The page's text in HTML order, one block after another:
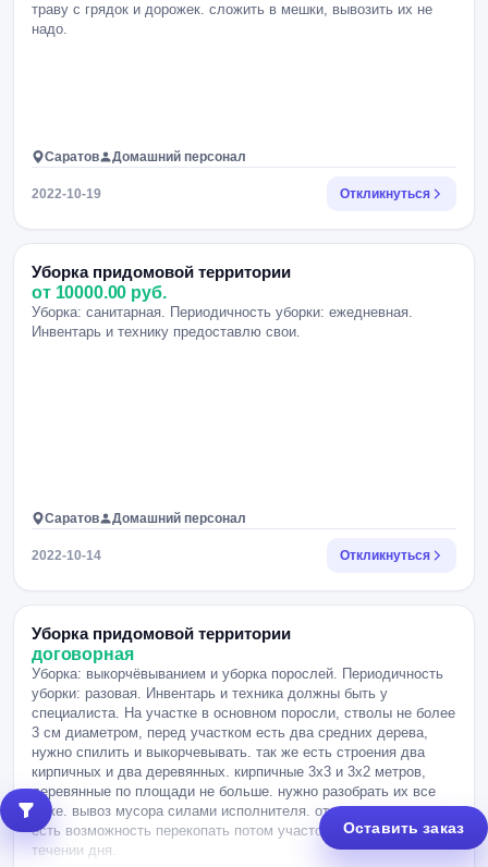
траву с грядок и дорожек. сложить в мешки, вывозить их не
надо.
Саратов Домашний персонал
2022-10-19 Откликнуться
Уборка придомовой территории
от 10000.00 руб.
Уборка: санитарная. Периодичность уборки: ежедневная.
Инвентарь и технику предоставлю свои.
Саратов Домашний персонал
2022-10-14 Откликнуться
Уборка придомовой территории
договорная
Уборка: выкорчёвыванием и уборка порослей. Периодичность
уборки: разовая. Инвентарь и техника должны быть у
специалиста. На участке в основном поросли, стволы не более
3 см диаметром, перед участком есть два средних дерева,
нужно спилить и выкорчевывать. так же есть строения два
кирпичных и два деревянных. кирпичные 3х3 и 3х2 метров,
деревянные по площади не больше. нужно разобрать их все
тоже. вывоз мусора силами исполнителя. отлично будет если
есть возможность перекопать потом участок. фото подгружу в
течении дня.
Оставить заказ